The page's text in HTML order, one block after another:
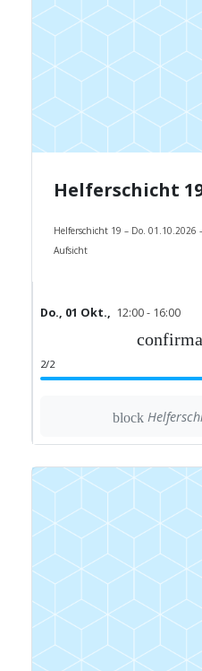
Helferschicht 19 – Do.
Aufsicht
Do., 01 Okt., 12:00 - 16:00
2/2
block